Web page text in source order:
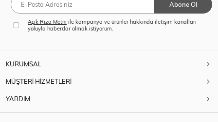
Abone Ol
Açık Rıza Metni ile kampanya ve ürünler hakkında iletişim kanalları
yoluyla haberdar olmak istiyorum.
KURUMSAL
MÜŞTERİ HİZMETLERİ
YARDIM